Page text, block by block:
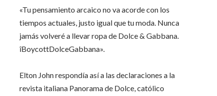
«Tu pensamiento arcaico no va acorde con los
tiempos actuales, justo igual que tu moda. Nunca
jamás volveré a llevar ropa de Dolce & Gabbana.
îBoycottDolceGabbana».
Elton John respondía así a las declaraciones a la
revista italiana Panorama de Dolce, católico